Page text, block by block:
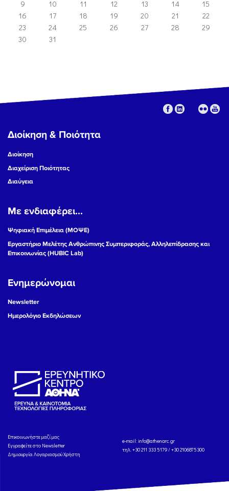
9
10 11 12 13 14
15
16
17 18 19 20 21
22
23
24 25 26 27 28
29
30
31
Διοίκηση & Ποιότητα
Διοίκηση
Διαχείριση Ποιότητας
Διαύγεια
Με ενδιαφέρει...
Ψηφιακή Επιμέλεια (ΜΟΨΕ)
Εργαστήριο Μελέτης Ανθρώπινης Συμπεριφοράς, Αλληλεπίδρασης και
Επικοινωνίας (HUBIC Lab)
Ενημερώνομαι
Newsletter
Ημερολόγιο Εκδηλώσεων
Eπικοινωνήστε μαζί μας
Εγγραφείτε στο Newsletter
Δημιουργία Λογαριασμού Χρήστη
e-mail: info@athenarc.gr
τηλ. +30 211 333 5179 / +30 2106875300